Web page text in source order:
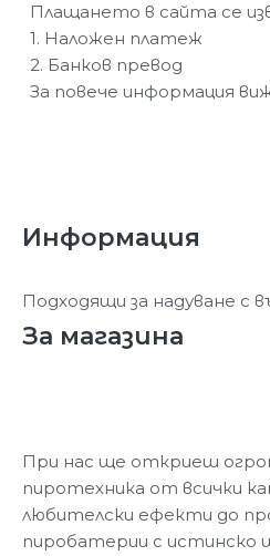
Плащането в сайта се
1. Наложен платеж
2. Банков превод
За повече информация
Информация
Подходящи за надуване с
За магазина
При нас ще откриеш
пиротехника от всички
любителски ефекти до
пиробатерии с истинско